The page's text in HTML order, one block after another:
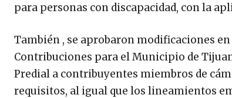
para personas con discapacidad, con la
También , se aprobaron modificaciones
Contribuciones para el Municipio de
Predial a contribuyentes miembros de
requisitos, al igual que los lineamientos